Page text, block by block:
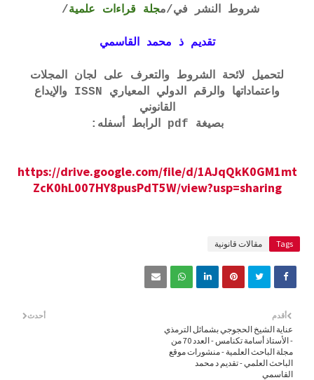
شروط النشر في/مجلة قراءات علمية/
تقديم ذ محمد القاسمي
لتحميل لائحة الشروط والتعرف على لجان المجلات
واعتماداتها والرقم الدولي المعياري ISSN والإيداع
القانوني
بصيغة pdf الرابط أسفله:
https://drive.google.com/file/d/1AJqQkK0GM1mt
ZcK0hL007HY8pusPdT5W/view?usp=sharing
Tags مقالات قانونية
أحدث أقدم
عناية الشيخ الحجوجي بشمائل الترمذي
- الأستاذ أسامة تكنامس - العدد 70 من
مجلة الباحث العلمية - منشورات موقع
الباحث العلمي - تقديم د محمد
القاسمي